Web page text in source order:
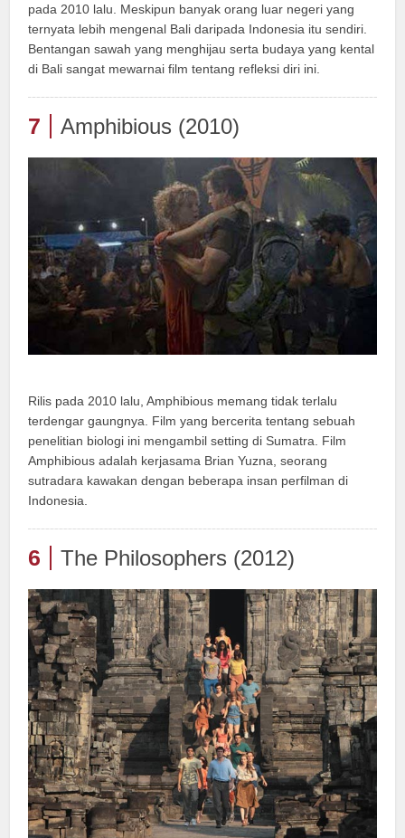
pada 2010 lalu. Meskipun banyak orang luar negeri yang
ternyata lebih mengenal Bali daripada Indonesia itu sendiri.
Bentangan sawah yang menghijau serta budaya yang kental
di Bali sangat mewarnai film tentang refleksi diri ini.
7 Amphibious (2010)
Rilis pada 2010 lalu, Amphibious memang tidak terlalu
terdengar gaungnya. Film yang bercerita tentang sebuah
penelitian biologi ini mengambil setting di Sumatra. Film
Amphibious adalah kerjasama Brian Yuzna, seorang
sutradara kawakan dengan beberapa insan perfilman di
Indonesia.
6 The Philosophers (2012)